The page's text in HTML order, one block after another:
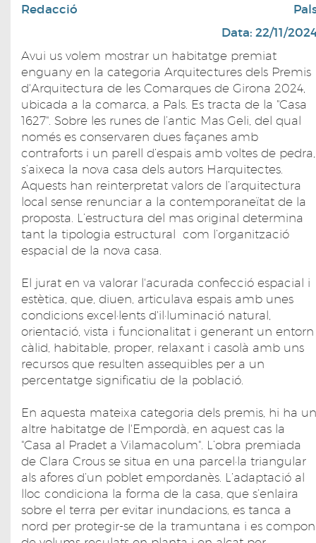
Redacció
Data: 22/11/
Avui us volem mostrar un habitatge premiat
enguany en la categoria Arquitectures dels Premis
d'Arquitectura de les Comarques de Girona 2024,
ubicada a la comarca, a Pals. Es tracta de la "Casa
1627". Sobre les runes de l’antic Mas Geli, del qual
només es conservaren dues façanes amb
contraforts i un parell d’espais amb voltes de pedra,
s’aixeca la nova casa dels autors Harquitectes.
Aquests han reinterpretat valors de l’arquitectura
local sense renunciar a la contemporaneïtat de la
proposta. L’estructura del mas original determina
tant la tipologia estructural com l’organització
espacial de la nova casa.
El jurat en va valorar l'acurada confecció espacial i
estètica, que, diuen, articulava espais amb unes
condicions excel·lents d'il·luminació natural,
orientació, vista i funcionalitat i generant un entorn
càlid, habitable, proper, relaxant i casolà amb uns
recursos que resulten assequibles per a un
percentatge significatiu de la població.
En aquesta mateixa categoria dels premis, hi ha un
altre habitatge de l'Empordà, en aquest cas la
"Casa al Pradet a Vilamacolum". L’obra premiada
de Clara Crous se situa en una parcel·la triangular
als afores d’un poblet empordanès. L’adaptació al
lloc condiciona la forma de la casa, que s’enlaira
sobre el terra per evitar inundacions, es tanca a
nord per protegir-se de la tramuntana i es compon